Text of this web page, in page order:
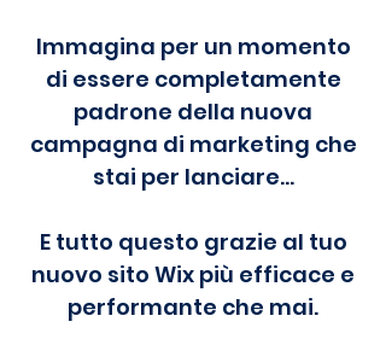
Immagina per un momento
di essere completamente
padrone della nuova
campagna di marketing che
stai per lanciare…
E tutto questo grazie al tuo
nuovo sito Wix più efficace e
performante che mai.